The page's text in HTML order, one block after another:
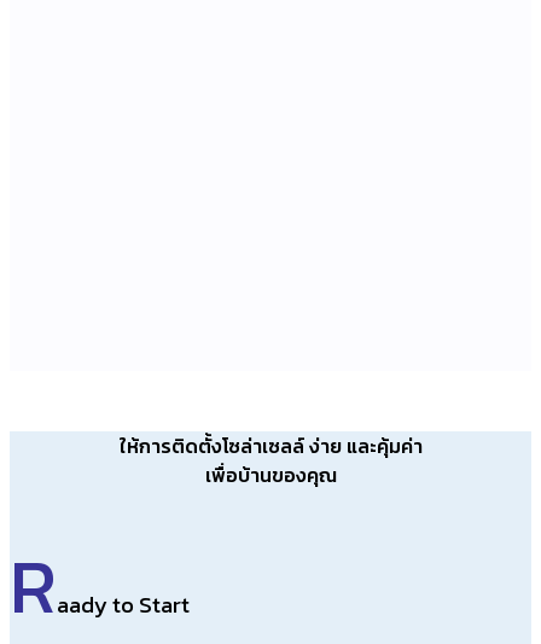
ให้การติดตั้งโซล่าเซลล์ ง่าย และคุ้มค่า
เพื่อบ้านของคุณ
Raady to Start